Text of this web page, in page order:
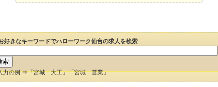
好きなキーワードでハローワーク仙台の求人を検索
力の例 ⇒「宮城 大工」「宮城 営業」